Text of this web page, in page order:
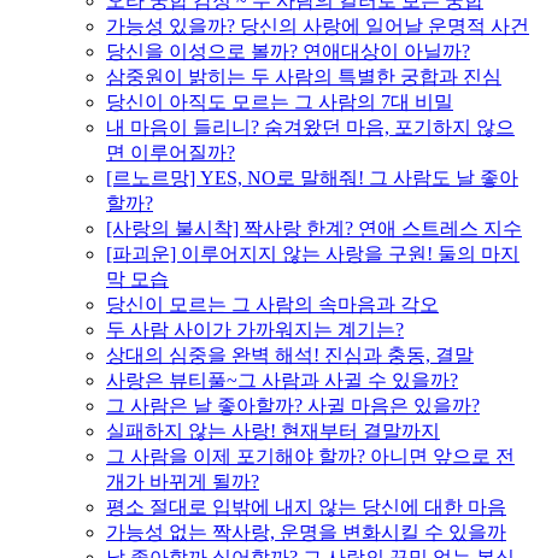
가능성 있을까? 당신의 사랑에 일어날 운명적 사건
당신을 이성으로 볼까? 연애대상이 아닐까?
삼중원이 밝히는 두 사람의 특별한 궁합과 진심
당신이 아직도 모르는 그 사람의 7대 비밀
내 마음이 들리니? 숨겨왔던 마음, 포기하지 않으
면 이루어질까?
[르노르망] YES, NO로 말해줘! 그 사람도 날 좋아
할까?
[사랑의 불시착] 짝사랑 한계? 연애 스트레스 지수
[파괴운] 이루어지지 않는 사랑을 구원! 둘의 마지
막 모습
당신이 모르는 그 사람의 속마음과 각오
두 사람 사이가 가까워지는 계기는?
상대의 심중을 완벽 해석! 진심과 충동, 결말
사랑은 뷰티풀~그 사람과 사귈 수 있을까?
그 사람은 날 좋아할까? 사귈 마음은 있을까?
실패하지 않는 사랑! 현재부터 결말까지
그 사람을 이제 포기해야 할까? 아니면 앞으로 전
개가 바뀌게 될까?
평소 절대로 입밖에 내지 않는 당신에 대한 마음
가능성 없는 짝사랑, 운명을 변화시킬 수 있을까